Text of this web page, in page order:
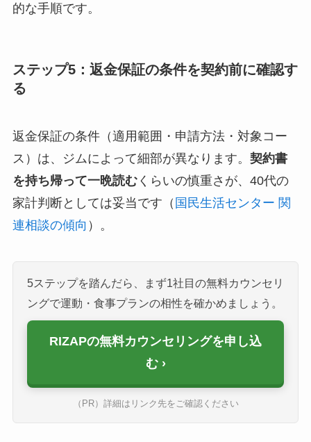
的な手順です。
ステップ5：返金保証の条件を契約前に確認す
る
返金保証の条件（適用範囲・申請方法・対象コー
ス）は、ジムによって細部が異なります。 契約書
を持ち帰って一晩読むくらいの慎重さが、40代の
家計判断としては妥当です（ 国民生活センター 関
連相談の傾向 ）。
5ステップを踏んだら、まず1社目の無料カウンセリ
ングで運動・食事プランの相性を確かめましょう。
RIZAPの無料カウンセリングを申し込
む
（PR）詳細はリンク先をご確認ください